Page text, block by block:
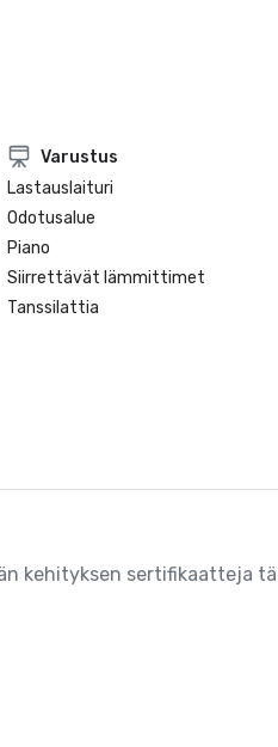
Varustus
Lastauslaituri
Odotusalue
Piano
Siirrettävät lämmittimet
Tanssilattia
kehityksen sertifikaatteja